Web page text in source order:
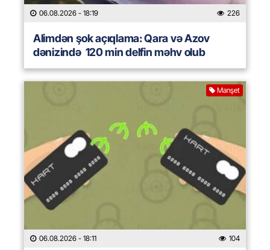
06.08.2026 - 18:19 226
Alimdən şok açıqlama: Qara və Azov
dənizində 120 min delfin məhv olub
Manşet
06.08.2026 - 18:11 104